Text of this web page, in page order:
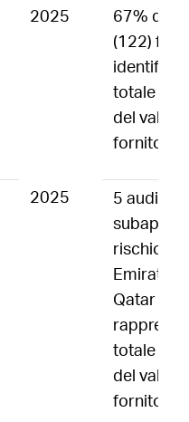
2025 67% dei
(122)
totale
del
fornitori
2025 5 audit
rischio
Emirati
Qatar
totale
del
fornitori